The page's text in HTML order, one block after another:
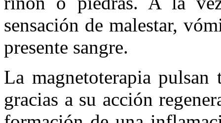
sensación de malestar,
presente sangre.
La magnetoterapia
gracias a su acción